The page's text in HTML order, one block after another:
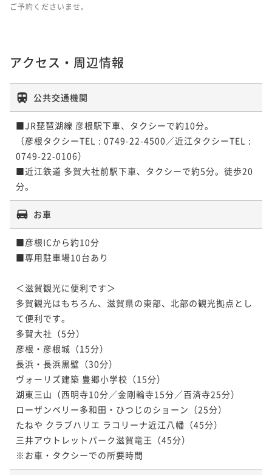
ご予約くださいませ。
アクセス・周辺情報
公共交通機関
■JR琵琶湖線 彦根駅下車、タクシーで約10分。
（彦根タクシーTEL : 0749-22-4500／近江タクシーTEL :
0749-22-0106）
■近江鉄道 多賀大社前駅下車、タクシーで約5分。徒歩20
お車
■彦根ICから約10分
■専用駐車場10台あり
＜滋賀観光に便利です＞
多賀観光はもちろん、滋賀県の東部、北部の観光拠点とし
て便利です。
多賀大社（5分）
彦根・彦根城（15分）
長浜・長浜黒壁（30分）
ヴォーリズ建築 豊郷小学校（15分）
湖東三山（西明寺10分／金剛輪寺15分／百済寺25分）
ローザンベリー多和田・ひつじのショーン（25分）
たねや クラブハリエ ラコリーナ近江八幡（45分）
三井アウトレットパーク滋賀竜王（45分）
※お車・タクシーでの所要時間